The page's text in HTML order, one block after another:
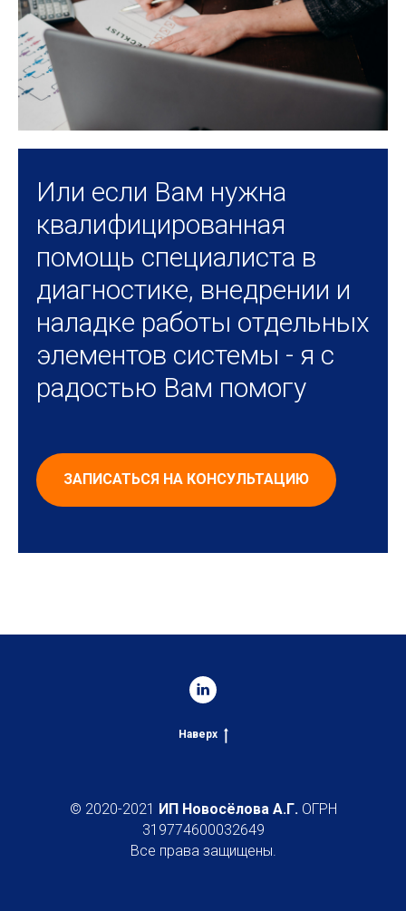
Или если Вам нужна
квалифицированная
помощь специалиста в
диагностике, внедрении и
наладке работы отдельных
элементов системы - я с
радостью Вам помогу
ЗАПИСАТЬСЯ НА КОНСУЛЬТАЦИЮ
Наверх
© 2020-2021 ИП Новосёлова А.Г. ОГРН
319774600032649
Все права защищены.